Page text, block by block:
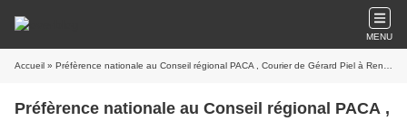
MENU
Accueil » Préfèrence nationale au Conseil régional PACA , Courier de Gérard Piel à Renaud Muselier
Préfèrence nationale au Conseil régional PACA ,